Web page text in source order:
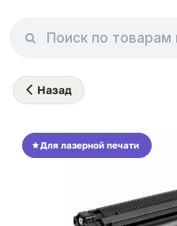
Назад
Для лазерной печати